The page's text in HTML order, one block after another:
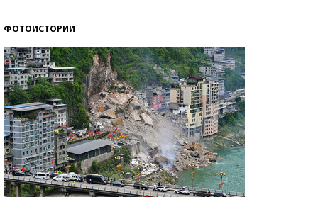
ФОТОИСТОРИИ